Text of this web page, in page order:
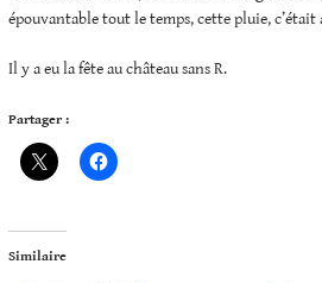
épouvantable tout le temps, cette pluie, c’était
Il y a eu la fête au château sans R.
Partager :
Similaire